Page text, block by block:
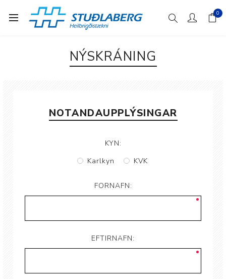
0
NÝSKRÁNING
NOTANDAUPPLÝSINGAR
KYN:
Karlkyn
KVK
FORNAFN:
EFTIRNAFN: